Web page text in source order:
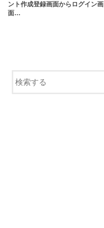
ント作成登録画面からログイン画
面…